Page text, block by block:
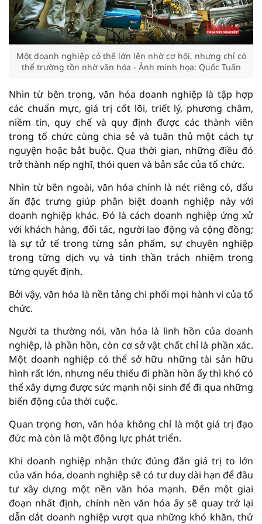
Một doanh nghiệp có thể lớn lên nhờ cơ hội, nhưng chỉ có
thể trường tồn nhờ văn hóa - Ảnh minh họa: Quốc Tuấn
Nhìn từ bên trong, văn hóa doanh nghiệp là tập hợp
các chuẩn mực, giá trị cốt lõi, triết lý, phương châm,
niềm tin, quy chế và quy định được các thành viên
trong tổ chức cùng chia sẻ và tuân thủ một cách tự
nguyện hoặc bắt buộc. Qua thời gian, những điều đó
trở thành nếp nghĩ, thói quen và bản sắc của tổ chức.
Nhìn từ bên ngoài, văn hóa chính là nét riêng có, dấu
ấn đặc trưng giúp phân biệt doanh nghiệp này với
doanh nghiệp khác. Đó là cách doanh nghiệp ứng xử
với khách hàng, đối tác, người lao động và cộng đồng;
là sự tử tế trong từng sản phẩm, sự chuyên nghiệp
trong từng dịch vụ và tinh thần trách nhiệm trong
từng quyết định.
Bởi vậy, văn hóa là nền tảng chi phối mọi hành vi của tổ
chức.
Người ta thường nói, văn hóa là linh hồn của doanh
nghiệp, là phần hồn, còn cơ sở vật chất chỉ là phần xác.
Một doanh nghiệp có thể sở hữu những tài sản hữu
hình rất lớn, nhưng nếu thiếu đi phần hồn ấy thì khó có
thể xây dựng được sức mạnh nội sinh để đi qua những
biến động của thời cuộc.
Quan trọng hơn, văn hóa không chỉ là một giá trị đạo
đức mà còn là một động lực phát triển.
Khi doanh nghiệp nhận thức đúng đắn giá trị to lớn
của văn hóa, doanh nghiệp sẽ có tư duy dài hạn để đầu
tư xây dựng một nền văn hóa mạnh. Đến một giai
đoạn nhất định, chính nền văn hóa ấy sẽ quay trở lại
dẫn dắt doanh nghiệp vượt qua những khó khăn, thử